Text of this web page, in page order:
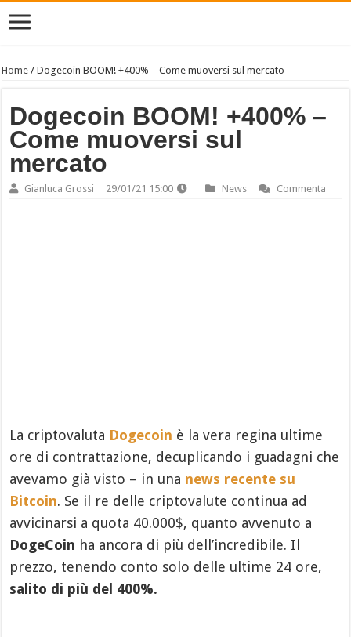
Home /Dogecoin BOOM! +400% – Come muoversi sul mercato
Dogecoin BOOM! +400% –
Come muoversi sul
mercato
Gianluca Grossi 29/01/21 15:00 News Commenta
La criptovaluta Dogecoin è la vera regina ultime
ore di contrattazione, decuplicando i guadagni che
avevamo già visto – in una news recente su
Bitcoin. Se il re delle criptovalute continua ad
avvicinarsi a quota 40.000$, quanto avvenuto a
DogeCoin ha ancora di più dell’incredibile. Il
prezzo, tenendo conto solo delle ultime 24 ore,
salito di più del 400%.